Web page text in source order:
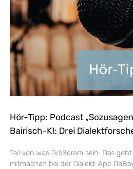
Hör-Tipp: Podcast
Bairisch-KI: Drei
Teil von was Größerem sein: Das
mitmachen bei der Dialekt-App